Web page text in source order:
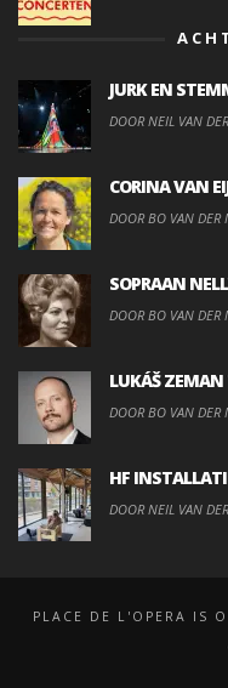
JURK EN
DOOR NEIL VAN
CORINA VAN
DOOR BO VAN DER
SOPRAAN
DOOR BO VAN DER
LUKÁŠ ZEMAN
DOOR BO VAN DER
HF
DOOR NEIL VAN
PLACE DE L'OPERA IS